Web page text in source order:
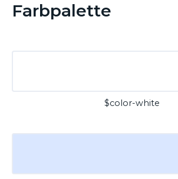
Farbpalette
$color-white